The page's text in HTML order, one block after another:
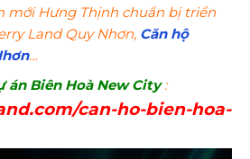
mới Hưng Thịnh chuẩn bị triển
Land Quy Nhơn, Căn hộ
…
Biên Hoà New City:
can-ho-bien-hoa-